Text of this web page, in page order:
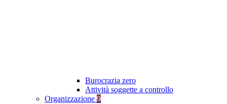
Burocrazia zero
Attività soggette a controllo
Organizzazione 9